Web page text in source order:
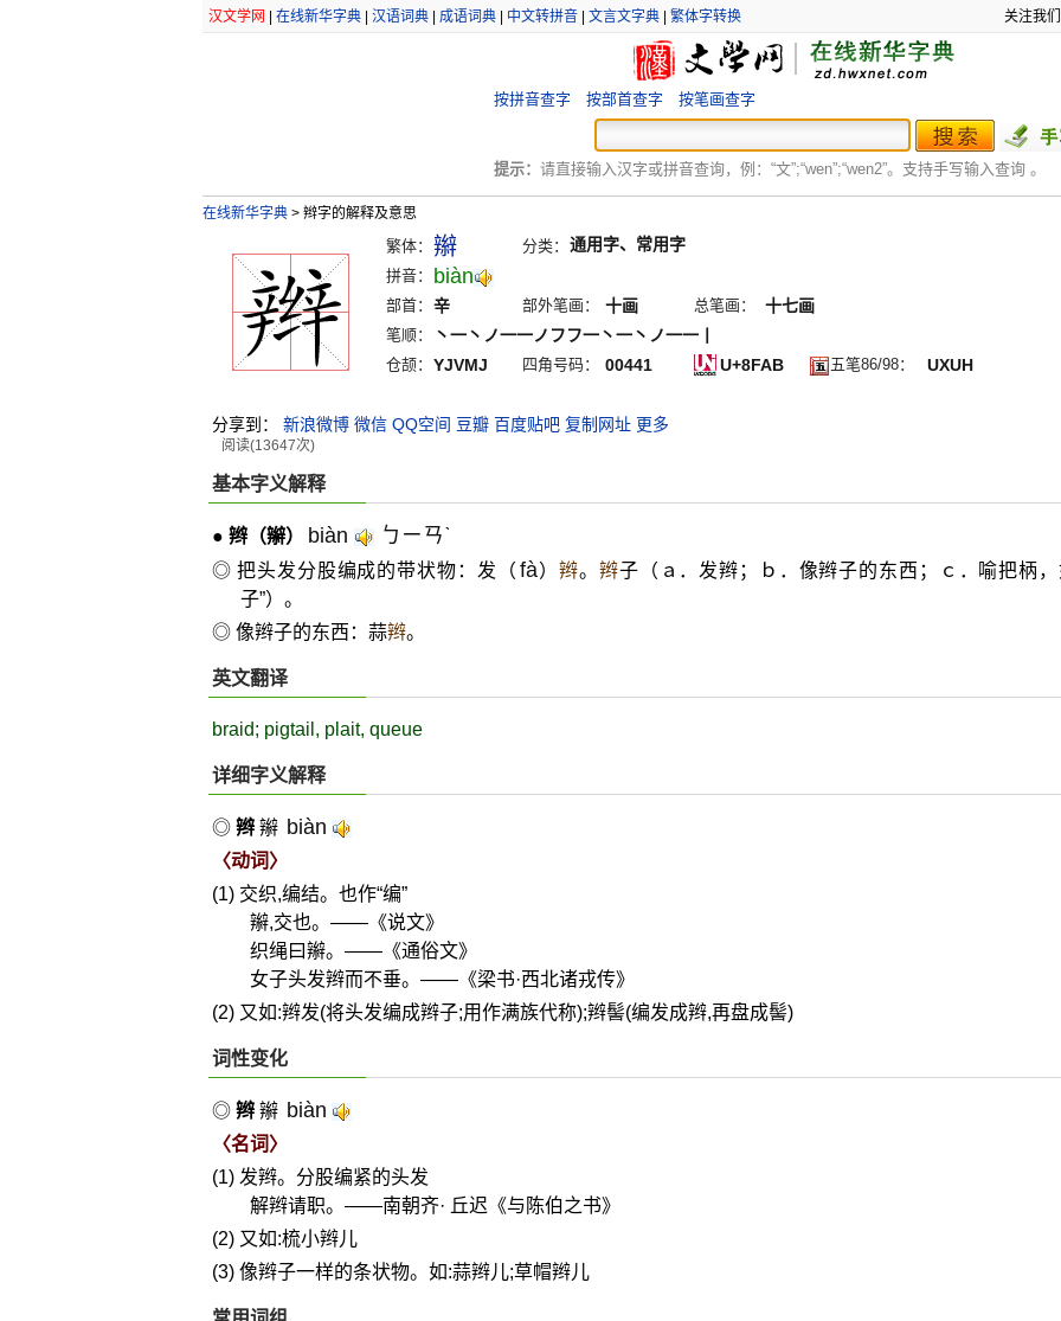
汉文学网 在线新华字典| 汉语词典| 成语词典| 中文转拼音| 文言文字典| 繁体字转换 关注我们
按拼音查字 按部首查字 按笔画查字
提示： 请直接输入汉字或拼音查询，例：“文”;“wen”;“wen2”。支持手写输入查询 。
在线新华字典 >辫字的解释及意思
繁体： 辮 分类： 通用字、常用字
拼音： biàn
部首： 辛 部外笔画： 十画 总笔画： 十七画
笔顺： 丶一丶ノ一一ノフフ一丶一丶ノ一一丨
仓颉： YJVMJ 四角号码： 00441 U+8FAB 五笔86/98： UXUH
分享到： 新浪微博 微信 QQ空间 豆瓣 百度贴吧 复制网址 更多
阅读(13647次)
基本字义解释
● 辫（辮） biàn ㄅㄧㄢˋ
◎ 把头发分股编成的带状物：发（ fà）辫。 辫子（ａ．发辫；ｂ．像辫子的东西；ｃ．喻把柄，
子”）。
◎ 像辫子的东西：蒜辫。
英文翻译
braid; pigtail, plait, queue
详细字义解释
◎ 辫辮 biàn
〈动词〉
(1) 交织,编结。也作“编”
辮,交也。——《说文》
织绳曰辮。——《通俗文》
女子头发辫而不垂。——《梁书·西北诸戎传》
(2) 又如:辫发(将头发编成辫子;用作满族代称);辫髻(编发成辫,再盘成髻)
词性变化
◎ 辫辮 biàn
〈名词〉
(1) 发辫。分股编紧的头发
解辫请职。——南朝齐· 丘迟《与陈伯之书》
(2) 又如:梳小辫儿
(3) 像辫子一样的条状物。如:蒜辫儿;草帽辫儿